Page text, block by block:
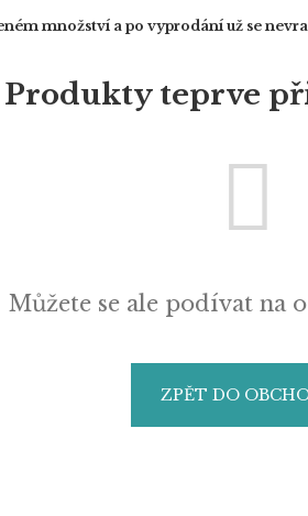
množství a po vyprodání už se
Produkty teprve
Můžete se ale podívat na
ZPĚT DO